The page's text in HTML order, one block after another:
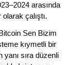
arasında
çalıştı.
Sen Bizim
kıymetli bir
yanı sıra düzenli